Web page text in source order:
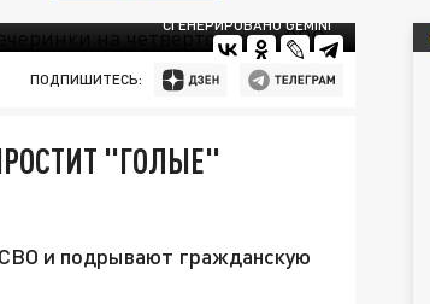
СГЕНЕРИРОВАНО GEMINI
ПОДПИШИТЕСЬ:
"ГОЛЫЕ"
и подрывают гражданскую